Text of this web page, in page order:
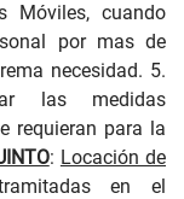
Móviles, cuando
por mas de
necesidad. 5.
las medidas
requieran para la
: Locación de
en el